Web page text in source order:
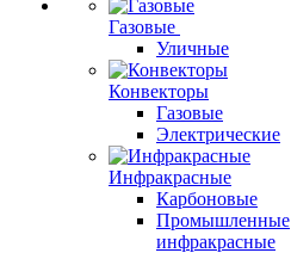
Газовые
Уличные
Конвекторы
Газовые
Электрические
Инфракрасные
Карбоновые
Промышленные
инфракрасные